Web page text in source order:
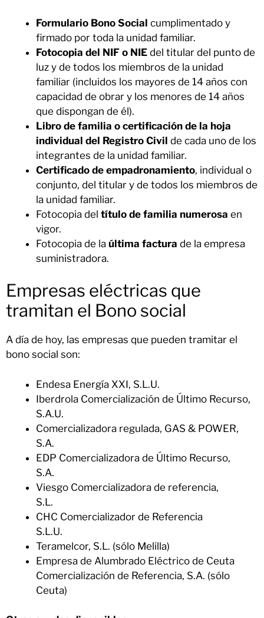
Formulario Bono Social cumplimentado y
firmado por toda la unidad familiar.
Fotocopia del NIF o NIE del titular del punto de
luz y de todos los miembros de la unidad
familiar (incluidos los mayores de 14 años con
capacidad de obrar y los menores de 14 años
que dispongan de él).
Libro de familia o certificación de la hoja
individual del Registro Civil de cada uno de los
integrantes de la unidad familiar.
Certificado de empadronamiento, individual o
conjunto, del titular y de todos los miembros de
la unidad familiar.
Fotocopia del título de familia numerosa en
vigor.
Fotocopia de la última factura de la empresa
suministradora.
Empresas eléctricas que
tramitan el Bono social
A día de hoy, las empresas que pueden tramitar el
bono social son:
Endesa Energía XXI, S.L.U.
Iberdrola Comercialización de Último Recurso,
S.A.U.
Comercializadora regulada, GAS & POWER,
S.A.
EDP Comercializadora de Último Recurso,
S.A.
Viesgo Comercializadora de referencia,
S.L.
CHC Comercializador de Referencia
S.L.U.
Teramelcor, S.L. (sólo Melilla)
Empresa de Alumbrado Eléctrico de Ceuta
Comercialización de Referencia, S.A. (sólo
Ceuta)